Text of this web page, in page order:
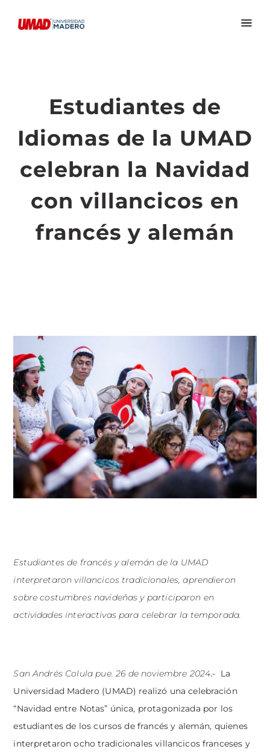
Estudiantes de
Idiomas de la UMAD
celebran la Navidad
con villancicos en
francés y alemán
Estudiantes de francés y alemán de la UMAD
interpretaron villancicos tradicionales, aprendieron
sobre costumbres navideñas y participaron en
actividades interactivas para celebrar la temporada.
San Andrés Colula pue. 26 de noviembre 2024.- La
Universidad Madero (UMAD) realizó una celebración
“Navidad entre Notas” única, protagonizada por los
estudiantes de los cursos de francés y alemán, quienes
interpretaron ocho tradicionales villancicos franceses y